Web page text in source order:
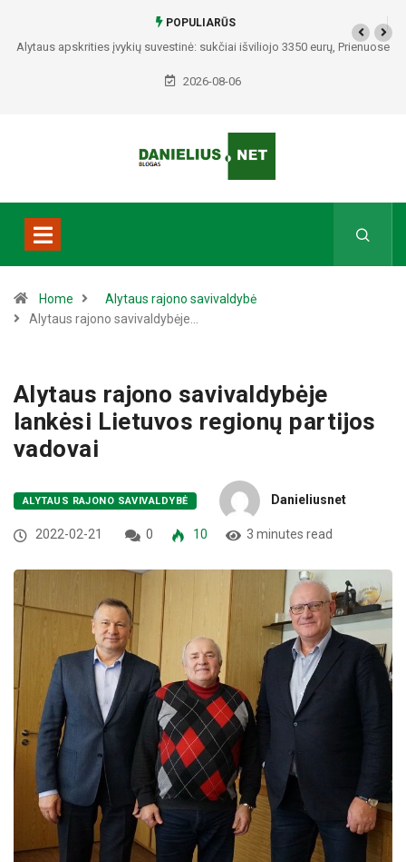
POPULIARŪS
Alytaus apskrities įvykių suvestinė: sukčiai išviliojo 3350 eurų, Prienuose
– policijos gaudynės, Varėnos rajone rasti du mirę žmonės
2026-08-06
Home
Alytaus rajono savivaldybė
Alytaus rajono savivaldybėje…
Alytaus rajono savivaldybėje
lankėsi Lietuvos regionų partijos
vadovai
ALYTAUS RAJONO SAVIVALDYBĖ Danieliusnet
2022-02-21 0 10 3 minutes read